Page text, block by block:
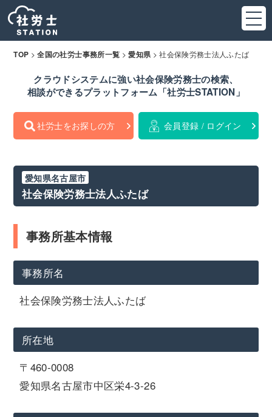
TOP >全国の社労士事務所一覧 >愛知県 >社会保険労務士法人ふたば
クラウドシステムに強い社会保険労務士の検索、
相談ができるプラットフォーム「社労士STATION」
社労士をお探しの方 会員登録 / ログイン
愛知県名古屋市
社会保険労務士法人ふたば
事務所基本情報
事務所名
社会保険労務士法人ふたば
所在地
〒460-0008
愛知県名古屋市中区栄4-3-26